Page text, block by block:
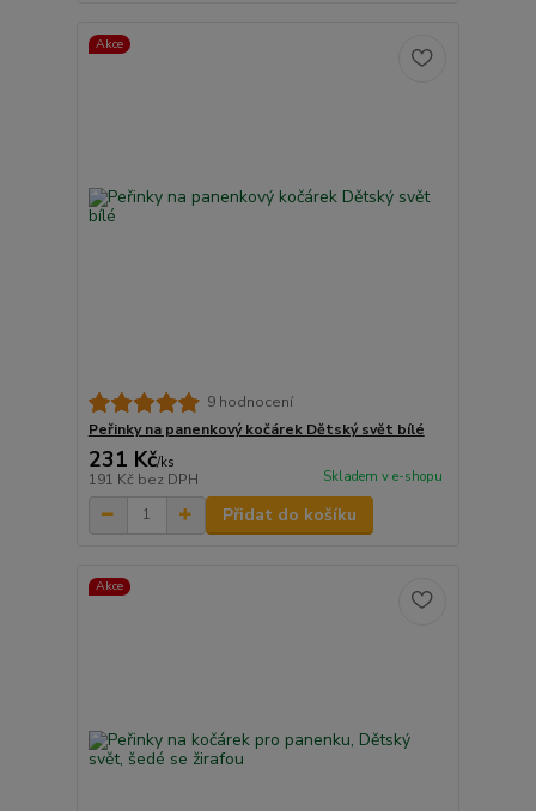
Akce
9 hodnocení
Peřinky na panenkový kočárek Dětský svět bílé
231 Kč/ks
191 Kč bez DPH Skladem v e-shopu
Přidat do košíku
Akce